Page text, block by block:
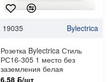
19035 Bylectrica
Розетка Bylectrica Стиль
РС16-305 1 место без
заземления белая
6.58 ƃ/шт